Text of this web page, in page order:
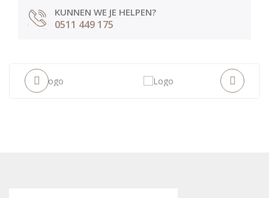
KUNNEN WE JE HELPEN?
0511 449 175